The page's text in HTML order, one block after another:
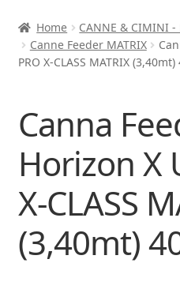
Home CANNE & CIMINI -
Canne Feeder MATRIX
PRO X-CLASS MATRIX
Canna
Horizon X
X-CLASS
(3,40mt)